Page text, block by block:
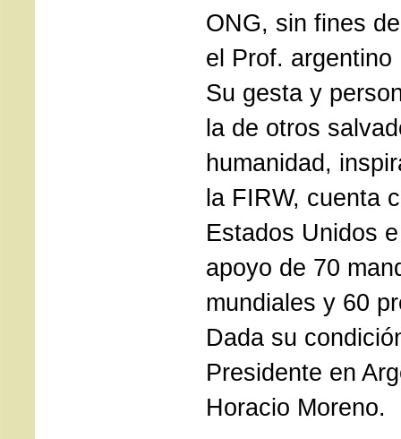
ONG, sin fines
el Prof. argentino
Su gesta y
la de otros
humanidad,
la FIRW, cuenta
Estados Unidos
apoyo de 70
mundiales y 60
Dada su
Presidente en
Horacio Moreno.